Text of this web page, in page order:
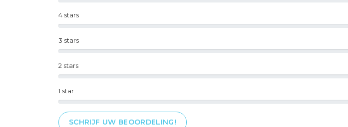
1 star
2 stars
3 stars
4 stars
SCHRIJF UW BEOORDELING!